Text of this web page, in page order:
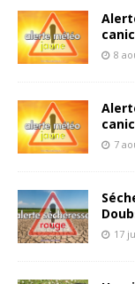
8
7
17